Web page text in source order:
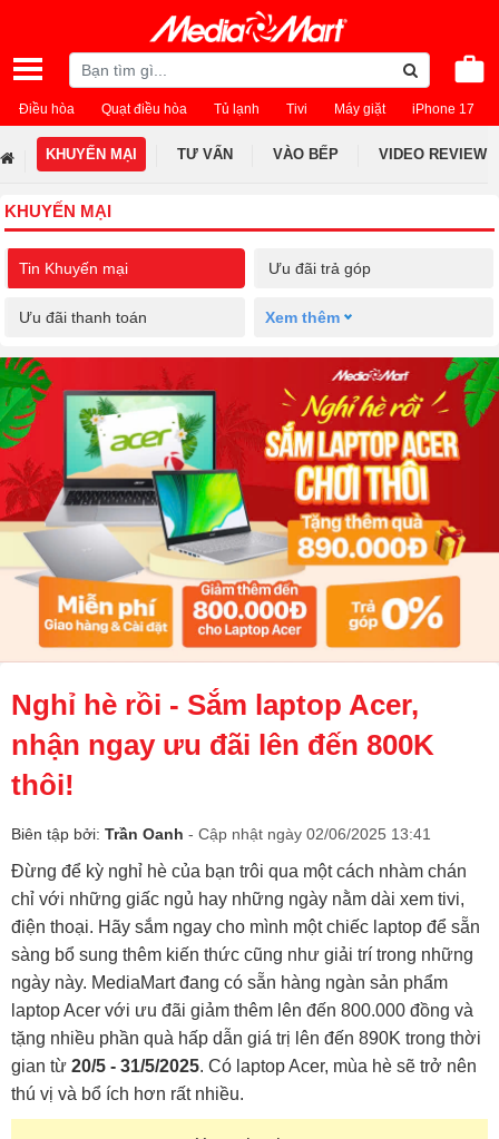
Điều hòa Quạt điều hòa Tủ lạnh Tivi Máy giặt iPhone 17
KHUYẾN MẠI TƯ VẤN VÀO BẾP VIDEO REVIEW
KHUYẾN MẠI
Tin Khuyến mại Ưu đãi trả góp
Ưu đãi thanh toán Xem thêm
Nghỉ hè rồi - Sắm laptop Acer,
nhận ngay ưu đãi lên đến 800K
thôi!
Biên tập bởi: Trần Oanh - Cập nhật ngày 02/06/2025 13:41
Đừng để kỳ nghỉ hè của bạn trôi qua một cách nhàm chán
chỉ với những giấc ngủ hay những ngày nằm dài xem tivi,
điện thoại. Hãy sắm ngay cho mình một chiếc laptop để sẵn
sàng bổ sung thêm kiến thức cũng như giải trí trong những
ngày này. MediaMart đang có sẵn hàng ngàn sản phẩm
laptop Acer với ưu đãi giảm thêm lên đến 800.000 đồng và
tặng nhiều phần quà hấp dẫn giá trị lên đến 890K trong thời
gian từ 20/5 - 31/5/2025. Có laptop Acer, mùa hè sẽ trở nên
thú vị và bổ ích hơn rất nhiều.